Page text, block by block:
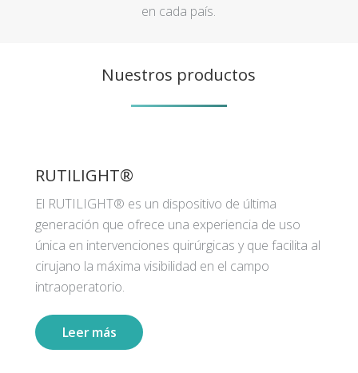
en cada país.
Nuestros productos
RUTILIGHT®
El RUTILIGHT® es un dispositivo de última
generación que ofrece una experiencia de uso
única en intervenciones quirúrgicas y que facilita al
cirujano la máxima visibilidad en el campo
intraoperatorio.
Leer más